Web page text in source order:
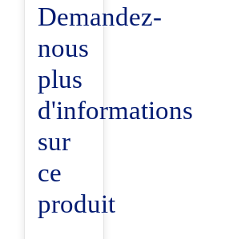
Demandez-
nous
plus
d'informations
sur
ce
produit